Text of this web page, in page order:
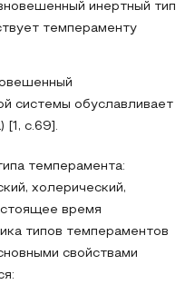
инертный тип
темпераменту
системы обуславливает
[1, с.69].
темперамента:
холерический,
время
типов темпераментов
свойствами